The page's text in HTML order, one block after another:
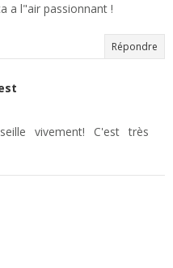
a l"air passionnant !
Répondre
vivement! C'est très